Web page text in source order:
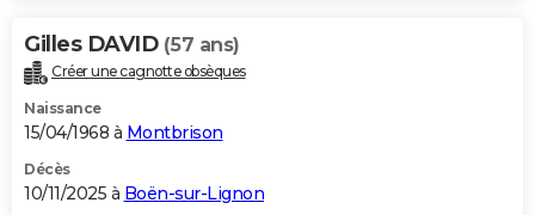
Gilles DAVID (57 ans)
Créer une cagnotte obsèques
Naissance
15/04/1968 à Montbrison
Décès
10/11/2025 à Boën-sur-Lignon